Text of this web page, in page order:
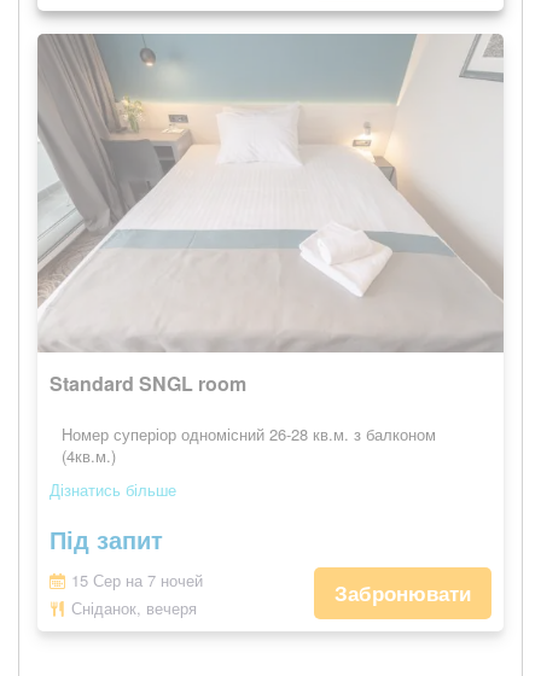
Standard SNGL room
Номер суперіор одномісний 26-28 кв.м. з балконом
(4кв.м.)
Дізнатись більше
Під запит
15 Сер на 7 ночей
Сніданок, вечеря
Забронювати